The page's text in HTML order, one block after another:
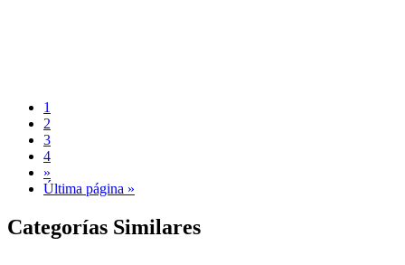
1
2
3
4
»
Última página »
Categorías Similares